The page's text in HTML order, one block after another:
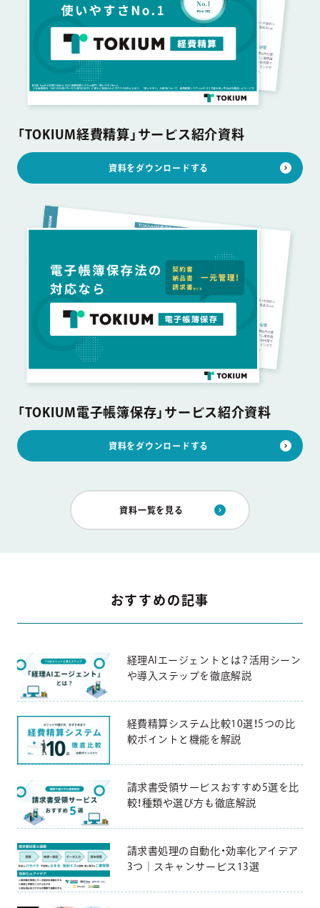
「TOKIUM経費精算」サービス紹介資料
資料をダウンロードする
「TOKIUM電子帳簿保存」サービス紹介資料
資料をダウンロードする
資料一覧を見る
おすすめの記事
経理AIエージェントとは？活用シーン
や導入ステップを徹底解説
経費精算システム比較10選！5つの比
較ポイントと機能を解説
請求書受領サービスおすすめ5選を比
較！種類や選び方も徹底解説
請求書処理の自動化・効率化アイデア
3つ｜スキャンサービス13選